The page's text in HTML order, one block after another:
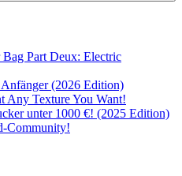
Part Deux: Electric
(2026 Edition)
Any Texture You Want!
unter 1000 €! (2025 Edition)
Community!